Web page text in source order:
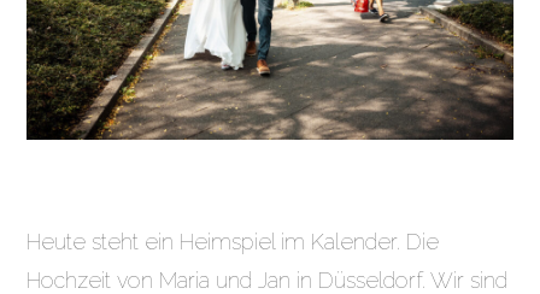
Heute steht ein Heimspiel im Kalender. Die
Hochzeit von Maria und Jan in Düsseldorf. Wir sind